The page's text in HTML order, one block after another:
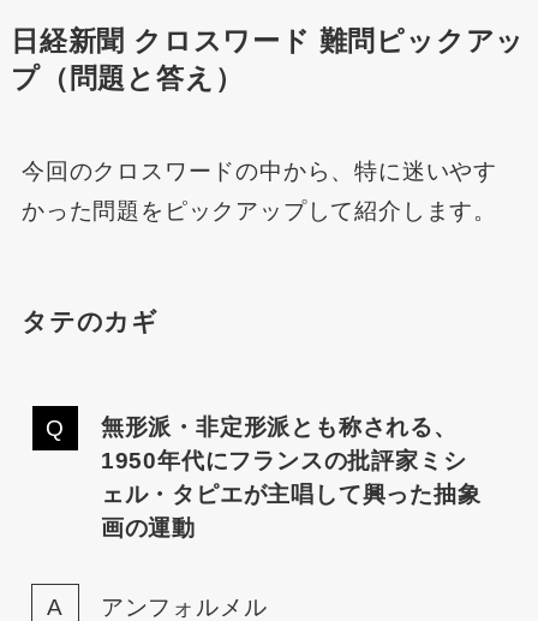
日経新聞 クロスワード 難問ピックアッ
プ（問題と答え）
今回のクロスワードの中から、特に迷いやす
かった問題をピックアップして紹介します。
タテのカギ
無形派・非定形派とも称される、
1950年代にフランスの批評家ミシ
ェル・タピエが主唱して興った抽象
画の運動
アンフォルメル